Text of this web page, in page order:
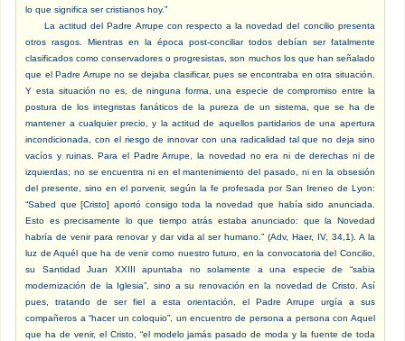
lo que significa ser cristianos hoy.”
La actitud del Padre Arrupe con respecto a la novedad del concilio presenta
otros rasgos. Mientras en la época post-conciliar todos debían ser fatalmente
clasificados como conservadores o progresistas, son muchos los que han señalado
que el Padre Arrupe no se dejaba clasificar, pues se encontraba en otra situación.
Y esta situación no es, de ninguna forma, una especie de compromiso entre la
postura de los integristas fanáticos de la pureza de un sistema, que se ha de
mantener a cualquier precio, y la actitud de aquellos partidarios de una apertura
incondicionada, con el riesgo de innovar con una radicalidad tal que no deja sino
vacíos y ruinas. Para el Padre Arrupe, la novedad no era ni de derechas ni de
izquierdas; no se encuentra ni en el mantenimiento del pasado, ni en la obsesión
del presente, sino en el porvenir, según la fe profesada por San Ireneo de Lyon:
“Sabed que [Cristo] aportó consigo toda la novedad que había sido anunciada.
Esto es precisamente lo que tiempo atrás estaba anunciado: que la Novedad
habría de venir para renovar y dar vida al ser humano.” (Adv, Haer, IV, 34,1). A la
luz de Aquél que ha de venir como nuestro futuro, en la convocatoria del Concilio,
su Santidad Juan XXIII apuntaba no solamente a una especie de “sabia
modernización de la Iglesia”, sino a su renovación en la novedad de Cristo. Así
pues, tratando de ser fiel a esta orientación, el Padre Arrupe urgía a sus
compañeros a “hacer un coloquio”, un encuentro de persona a persona con Aquel
que ha de venir, el Cristo, “el modelo jamás pasado de moda y la fuente de toda